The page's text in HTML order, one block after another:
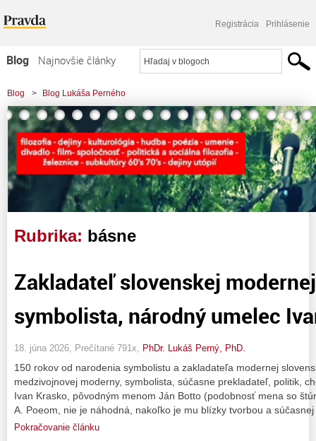
Registrácia Prihlásenie
Blog
Najnovšie články
Najčítanejšie články
Najkomentovanejšie články
Zoznam blogov
Komerčné blogy
Blog > Blog Lukáša Perného
Rubrika: básne
Zakladateľ slovenskej
symbolista, národný umelec
18. júna 2026, Prečítané 791x, PhDr. Lukáš Perný, PhD.
150 rokov od narodenia symbolistu a zakladateľa modernej
medzivojnovej moderny, symbolista, súčasne prekladateľ, politik,
Ivan Krasko, pôvodným menom Ján Botto (podobnosť mena so
A. Poeom, nie je náhodná, nakoľko je mu blízky tvorbou a
Pokračovanie článku